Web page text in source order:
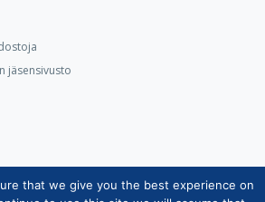
jäsensivusto
Suomen Rotarypalvelu ry 2026 |
that we give you the best experience on